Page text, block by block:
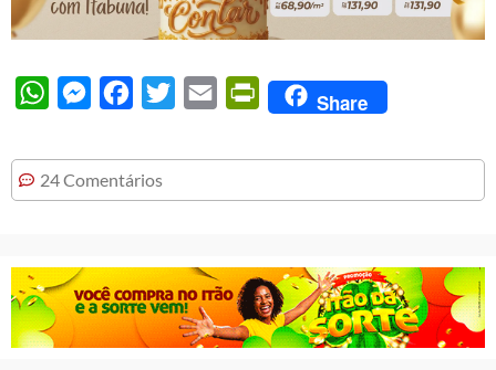
WhatsAppMessengerFacebook
Twitter Email PrintFriendly
Share
24 Comentários